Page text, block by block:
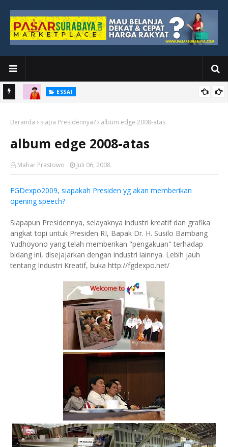
ESSAI
Tidak Berhenti di Panggung Wisuda
Beranda siapa Presidennya? album edge 2008-atas
album edge 2008-atas
Mahar Prastowo Juli 06, 2008
FGDexpo2009, siapakah Presiden yg akan memberikan
opening speech?
Siapapun Presidennya, selayaknya industri kreatif dan grafika
angkat topi untuk Presiden RI, Bapak Dr. H. Susilo Bambang
Yudhoyono yang telah memberikan "pengakuan" terhadap
bidang ini, disejajarkan dengan industri lainnya. Lebih jauh
tentang Industri Kreatif, buka http://fgdexpo.net/